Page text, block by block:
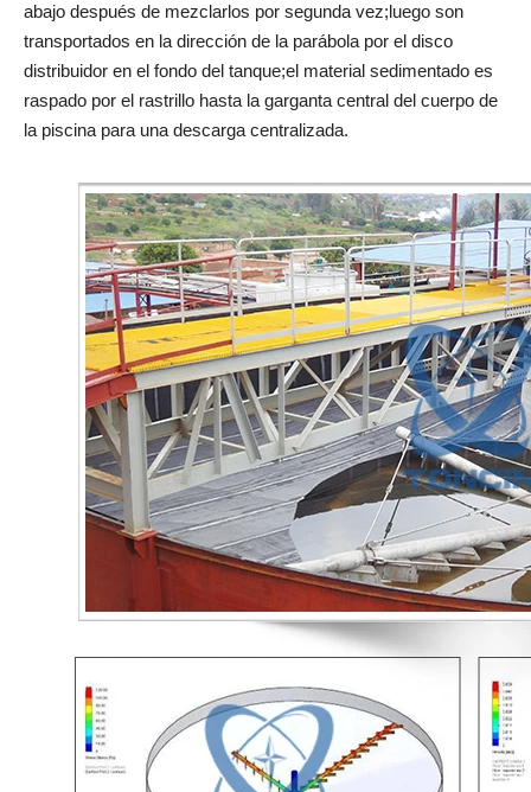
abajo después de mezclarlos por segunda vez;luego son
transportados en la dirección de la parábola por el disco
distribuidor en el fondo del tanque;el material sedimentado es
raspado por el rastrillo hasta la garganta central del cuerpo de
la piscina para una descarga centralizada.